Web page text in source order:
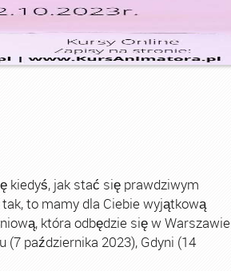
kiedyś, jak stać się prawdziwym
to mamy dla Ciebie wyjątkową
która odbędzie się w Warszawie
października 2023), Gdyni (14